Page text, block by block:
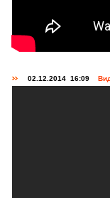
02.12.2014 16:09